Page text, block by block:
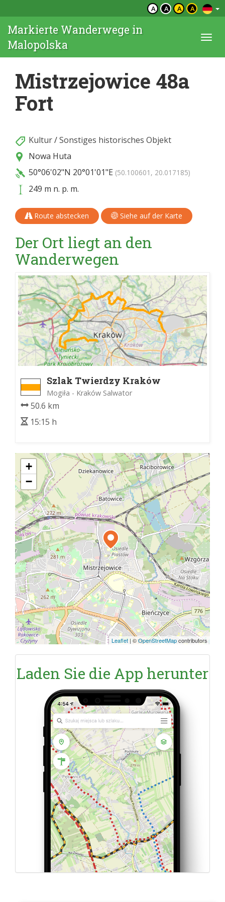
A A A A
Markierte Wanderwege in
Malopolska
Mistrzejowice 48a
Fort
Kultur/Sonstiges historisches Objekt
Nowa Huta
50°06'02"N 20°01'01"E (50.100601, 20.017185)
249 m n. p. m.
Route abstecken Siehe auf der Karte
Der Ort liegt an den
Wanderwegen
Szlak Twierdzy Kraków
Mogiła - Kraków Salwator
50.6 km
15:15 h
+
−
Leaflet | ©OpenStreetMapcontributors
Laden Sie die App herunter